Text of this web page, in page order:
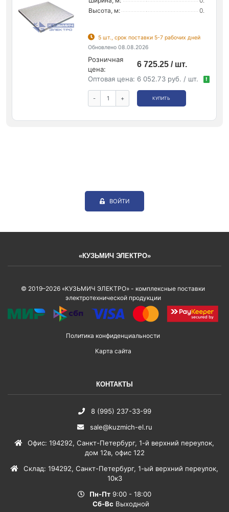
Высота, м:
0.
5 шт., срок поставки 5-7 рабочих дней
Обновлено 08.08.2026
Розничная
цена:
6 725.25 / шт.
Оптовая цена: 6 052.73 руб. / шт. !
- + КУПИТЬ
ВОЙТИ
«КУЗЬМИЧ ЭЛЕКТРО»
© 2019–2026 «КУЗЬМИЧ ЭЛЕКТРО» - комплексные поставки
электротехнической продукции
Политика конфиденциальности
Карта сайта
КОНТАКТЫ
8 (995) 237-33-99
sale@kuzmich-el.ru
Офис: 194292, Санкт-Петербург, 1-й верхний переулок,
дом 12в, офис 122
Склад: 194292, Санкт-Петербург, 1-ый верхний переулок,
10к3
Пн-Пт 9:00 - 18:00
Сб-Вс Выходной